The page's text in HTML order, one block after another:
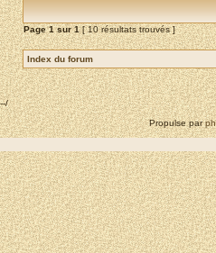
Page1sur1[ 10 résultats trouvés ]
Index du forum
--/
Propulse par